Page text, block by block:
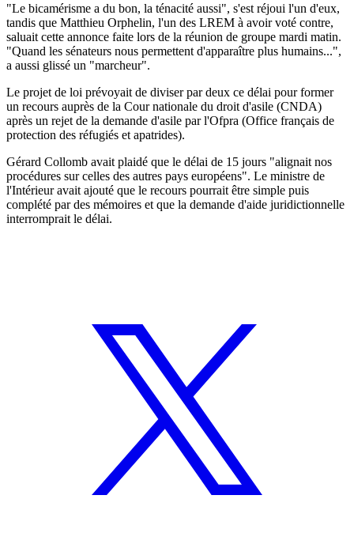
"Le bicamérisme a du bon, la ténacité aussi", s'est réjoui l'un d'eux,
tandis que Matthieu Orphelin, l'un des LREM à avoir voté contre,
saluait cette annonce faite lors de la réunion de groupe mardi matin.
"Quand les sénateurs nous permettent d'apparaître plus humains...",
a aussi glissé un "marcheur".
Le projet de loi prévoyait de diviser par deux ce délai pour former
un recours auprès de la Cour nationale du droit d'asile (CNDA)
après un rejet de la demande d'asile par l'Ofpra (Office français de
protection des réfugiés et apatrides).
Gérard Collomb avait plaidé que le délai de 15 jours "alignait nos
procédures sur celles des autres pays européens". Le ministre de
l'Intérieur avait ajouté que le recours pourrait être simple puis
complété par des mémoires et que la demande d'aide juridictionnelle
interromprait le délai.